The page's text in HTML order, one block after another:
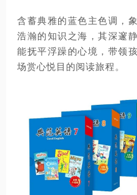
含蓄典雅的蓝色主色调，
浩瀚的知识之海，其深邃
能抚平浮躁的心境，带领
场赏心悦目的阅读旅程。